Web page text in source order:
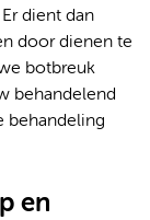
dient dan
door dienen te
botbreuk
behandelend
behandeling
en